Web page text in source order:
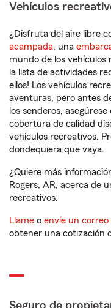
Vehículos
¿Disfruta del aire libre
acampada, una
mundo de los vehículos
la lista de actividades
ellos! Los vehículos
aventuras, pero antes
los senderos,
cobertura de calidad
vehículos recreativos.
dondequiera que vaya.
¿Quiere más
Rogers, AR, acerca de
recreativos.
Llame o envíe un
obtener una cotización